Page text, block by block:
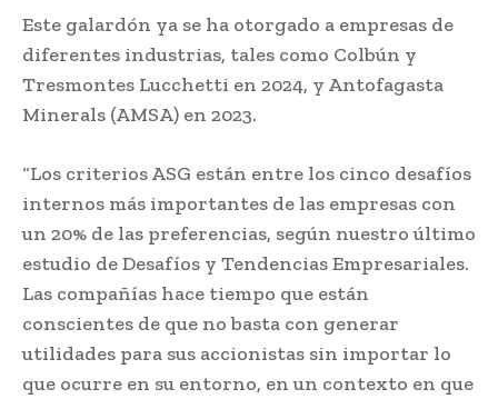
Este galardón ya se ha otorgado a empresas de
diferentes industrias, tales como Colbún y
Tresmontes Lucchetti en 2024, y Antofagasta
Minerals (AMSA) en 2023.
“Los criterios ASG están entre los cinco desafíos
internos más importantes de las empresas con
un 20% de las preferencias, según nuestro último
estudio de Desafíos y Tendencias Empresariales.
Las compañías hace tiempo que están
conscientes de que no basta con generar
utilidades para sus accionistas sin importar lo
que ocurre en su entorno, en un contexto en que